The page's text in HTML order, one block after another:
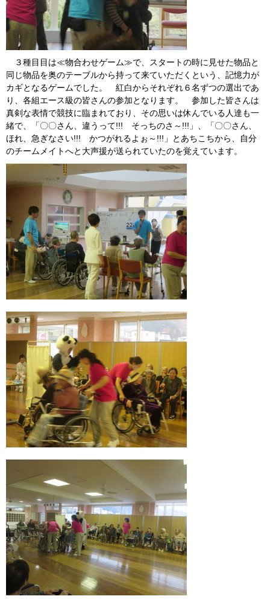
３種目目は≪物合わせゲーム≫で、スタートの時に見せた物品と
同じ物品を奥のテーブルから持って来ていただくという、記憶力が
カギとなるゲームでした。 紅白からそれぞれ６名ずつの選出であ
り、各組エース級の皆さんの参加となります。 参加した皆さんは
真剣な表情で競技に臨まれており、その思いは休んでいる人達も一
緒で、「〇〇さん、違うって!!! そっちのさ～!!!」、「〇〇さん、
ほれ、急ぎなさい!!! かつがれるよぉ～!!!」とあちこちから、自分
のチームメイトへと大声援が送られていたのを覚えています。